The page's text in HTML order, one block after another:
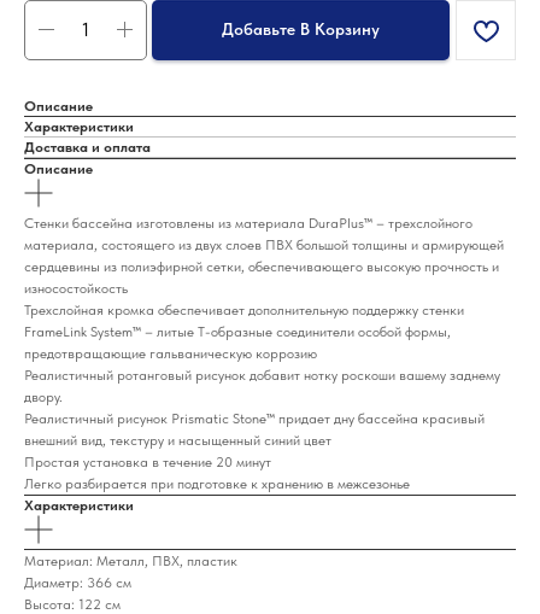
Добавьте В Корзину
Описание
Характеристики
Доставка и оплата
Описание
Стенки бассейна изготовлены из материала DuraPlus™ – трехслойного
материала, состоящего из двух слоев ПВХ большой толщины и армирующей
сердцевины из полиэфирной сетки, обеспечивающего высокую прочность и
износостойкость
Трехслойная кромка обеспечивает дополнительную поддержку стенки
FrameLink System™ – литые T-образные соединители особой формы,
предотвращающие гальваническую коррозию
Реалистичный ротанговый рисунок добавит нотку роскоши вашему заднему
двору.
Реалистичный рисунок Prismatic Stone™ придает дну бассейна красивый
внешний вид, текстуру и насыщенный синий цвет
Простая установка в течение 20 минут
Легко разбирается при подготовке к хранению в межсезонье
Характеристики
Материал: Металл, ПВХ, пластик
Диаметр: 366 см
Высота: 122 см